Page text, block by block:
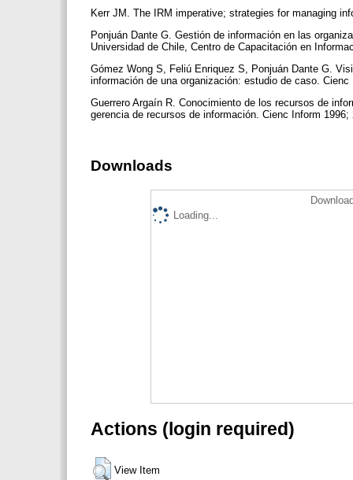
Kerr JM. The IRM imperative; strategies for managing
Ponjuán Dante G. Gestión de información en las
Universidad de Chile, Centro de Capacitación en
Gómez Wong S, Feliú Enriquez S, Ponjuán Dante G.
información de una organización: estudio de caso.
Guerrero Argaín R. Conocimiento de los recursos de
gerencia de recursos de información. Cienc Inform
Downloads
Loading...
Actions (login required)
View Item